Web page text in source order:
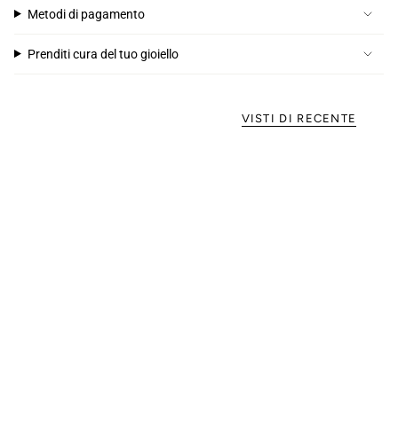
Metodi di pagamento
Prenditi cura del tuo gioiello
VISTI DI RECENTE